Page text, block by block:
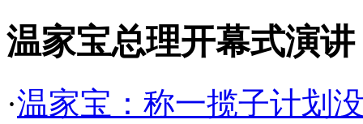
温家宝总理开幕式演讲
·温家宝：称一揽子计划